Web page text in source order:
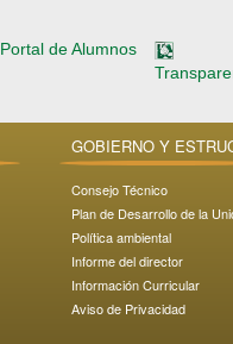
Portal de Alumnos
GOBIERNO Y
Consejo Técnico
Plan de Desarrollo de la
Política ambiental
Informe del director
Información Curricular
Aviso de Privacidad